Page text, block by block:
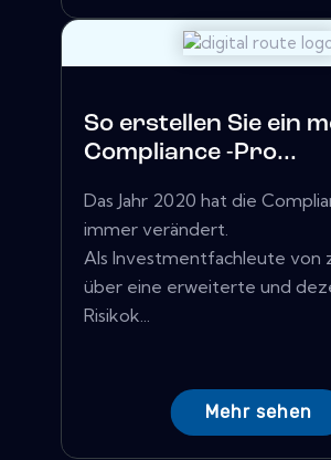
So erstellen Sie ein
Compliance -Pro...
Das Jahr 2020 hat die
immer verändert.
Als Investmentfachleute von
über eine erweiterte und
Risikok...
Mehr sehen